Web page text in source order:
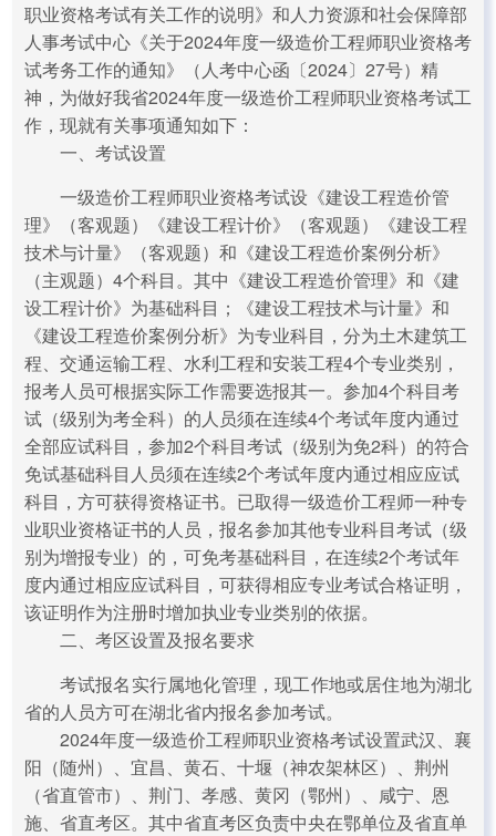
职业资格考试有关工作的说明》和人力资源和社会保障部
人事考试中心《关于2024年度一级造价工程师职业资格考
试考务工作的通知》（人考中心函〔2024〕27号）精
神，为做好我省2024年度一级造价工程师职业资格考试工
作，现就有关事项通知如下：
一、考试设置
一级造价工程师职业资格考试设《建设工程造价管
理》（客观题）《建设工程计价》（客观题）《建设工程
技术与计量》（客观题）和《建设工程造价案例分析》
（主观题）4个科目。其中《建设工程造价管理》和《建
设工程计价》为基础科目；《建设工程技术与计量》和
《建设工程造价案例分析》为专业科目，分为土木建筑工
程、交通运输工程、水利工程和安装工程4个专业类别，
报考人员可根据实际工作需要选报其一。参加4个科目考
试（级别为考全科）的人员须在连续4个考试年度内通过
全部应试科目，参加2个科目考试（级别为免2科）的符合
免试基础科目人员须在连续2个考试年度内通过相应应试
科目，方可获得资格证书。已取得一级造价工程师一种专
业职业资格证书的人员，报名参加其他专业科目考试（级
别为增报专业）的，可免考基础科目，在连续2个考试年
度内通过相应应试科目，可获得相应专业考试合格证明，
该证明作为注册时增加执业专业类别的依据。
二、考区设置及报名要求
考试报名实行属地化管理，现工作地或居住地为湖北
省的人员方可在湖北省内报名参加考试。
2024年度一级造价工程师职业资格考试设置武汉、襄
阳（随州）、宜昌、黄石、十堰（神农架林区）、荆州
（省直管市）、荆门、孝感、黄冈（鄂州）、咸宁、恩
施、省直考区。其中省直考区负责中央在鄂单位及省直单